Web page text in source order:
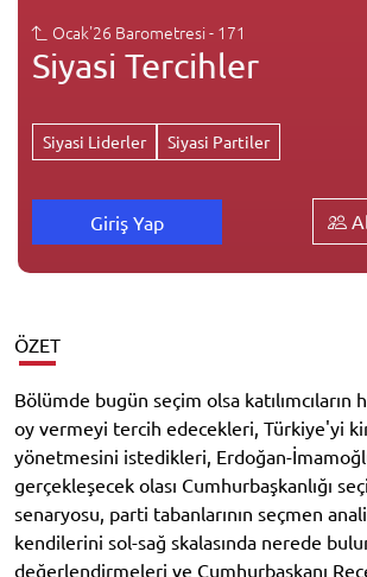
Ocak'26 Barometresi - 171
Siyasi Tercihler
Siyasi Liderler Siyasi Partiler
Giriş Yap
ÖZET
Bölümde bugün seçim olsa katılımcıların
oy vermeyi tercih edecekleri, Türkiye'yi
yönetmesini istedikleri, Erdoğan-
gerçekleşecek olası Cumhurbaşkanlığı
senaryosu, parti tabanlarının seçmen
kendilerini sol-sağ skalasında nerede
değerlendirmeleri ve Cumhurbaşkanı